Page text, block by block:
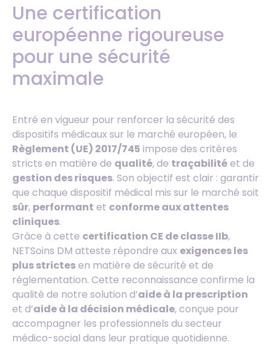
Une certification
européenne rigoureuse
pour une sécurité
maximale
Entré en vigueur pour renforcer la sécurité des
dispositifs médicaux sur le marché européen, le
Règlement (UE) 2017/745 impose des critères
stricts en matière de qualité, de traçabilitéet de
gestion des risques. Son objectif est clair : garantir
que chaque dispositif médical mis sur le marché soit
sûr, performant et conforme aux attentes
cliniques.
Grâce à cette certification CE de classe IIb,
NETSoins DM atteste répondre aux exigences les
plus strictesen matière de sécurité et de
réglementation. Cette reconnaissance confirme la
qualité de notre solution d’aide à la prescription
et d’aide à la décision médicale, conçue pour
accompagner les professionnels du secteur
médico-social dans leur pratique quotidienne.